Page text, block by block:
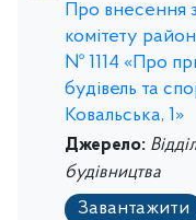
Про внесення
комітету
№ 1114 «Про
будівель та
Ковальська, 1»
Джерело:
будівництва
Завантажити